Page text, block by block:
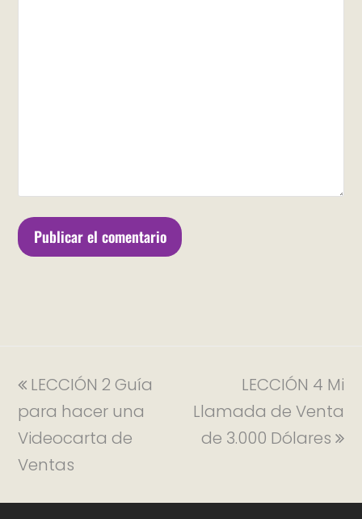
LECCIÓN 2 Guía
para hacer una
Videocarta de
Ventas
LECCIÓN 4 Mi
Llamada de Venta
de 3.000 Dólares